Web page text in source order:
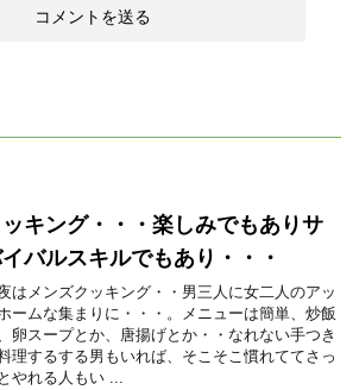
キング・・・楽しみでもありサ
バルスキルでもあり・・・
はメンズクッキング・・男三人に女二人のアッ
ームな集まりに・・・。メニューは簡単、炒飯
卵スープとか、唐揚げとか・・なれない手つき
理するする男もいれば、そこそこ慣れててさっ
やれる人もい ...